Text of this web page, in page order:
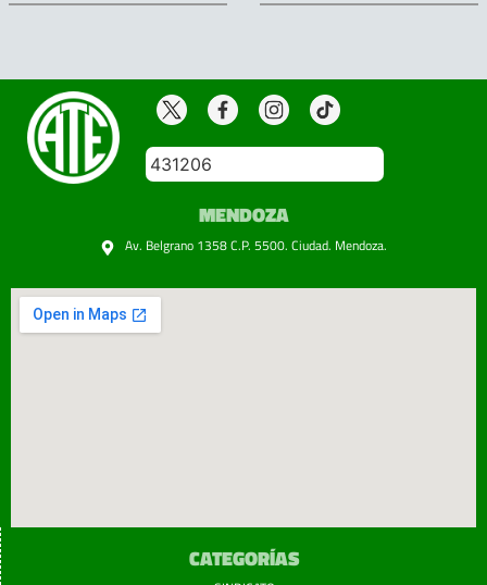
431206
MENDOZA
Av. Belgrano 1358 C.P. 5500. Ciudad. Mendoza.
CATEGORÍAS